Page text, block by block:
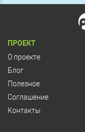
ПРОЕКТ
О проекте
Блог
Полезное
Соглашение
Контакты